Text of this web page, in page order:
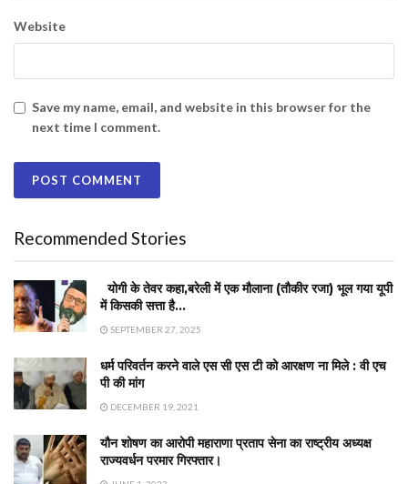
Website
Save my name, email, and website in this browser for the
next time I comment.
Recommended Stories
योगी के तेवर कहा,बरेली में एक मौलाना (तौकीर रजा) भूल गया यूपी
में किसकी सत्ता है…
SEPTEMBER 27, 2025
धर्म परिवर्तन करने वाले एस सी एस टी को आरक्षण ना मिले : वी एच
पी की मांग
DECEMBER 19, 2021
यौन शोषण का आरोपी महाराणा प्रताप सेना का राष्ट्रीय अध्यक्ष
राज्यवर्धन परमार गिरफ्तार।